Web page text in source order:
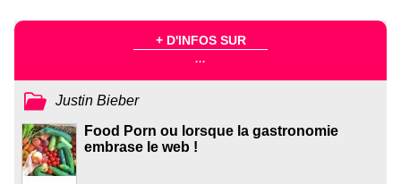
+ D'INFOS SUR
...
Justin Bieber
Food Porn ou lorsque la gastronomie
embrase le web !